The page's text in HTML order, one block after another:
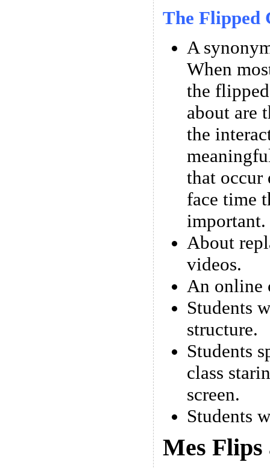
The Flipped
A
When
the
about are
the
that occur
face time
important.
About
videos.
An online
Students
structure.
Students
class
screen.
Students
Mes Flips